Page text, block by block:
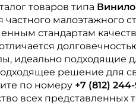
товаров типа
частного малоэтажного
стандартам
идеально подходящие
решение для
по номеру +7 (812)
всех